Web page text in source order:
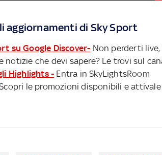
aggiornamenti di Sky Sport
su Google Discover- Non perderti live,
notizie che devi sapere? Le trovi sul
Highlights - Entra in SkyLightsRoom
le promozioni disponibili e